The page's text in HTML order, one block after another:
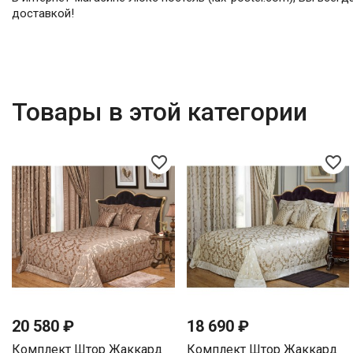
доставкой!
Товары в этой категории
favorite_border
20 580 ₽
Комплект Штор Жаккард
favorite_border
18 690 ₽
Комплект Штор Жаккард